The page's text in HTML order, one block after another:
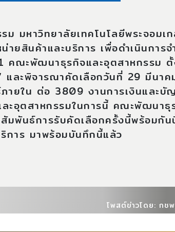
มหาวิทยาลัยเทคโนโลยีพระจอมเ
ยสินค้าและบริการ เพื่อดำเนินการ
คณะพัฒนาธุรกิจและอุตสาหกรรม
ละพิจารณาคัดเลือกวันที่ 29 มีนาค
ภายใน ต่อ 3809 งานการเงินและ
อุตสาหกรรมในการนี้ คณะพัฒนาธุ
สัมพันธ์การรับคัดเลือกครั้งนี้พร้อมกั
การ มาพร้อมบันทึกนี้แล้ว
โพสต์ข่าวโดย: กช